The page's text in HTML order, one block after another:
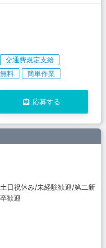
交通費規定支給
料 簡単作業
応募する
土日祝休み/未経験歓迎/第二新
卒歓迎